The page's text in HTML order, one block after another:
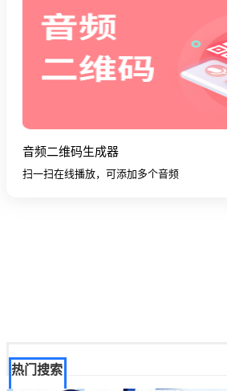
音频二维码生成器
扫一扫在线播放，可添加多个音频
热门搜索